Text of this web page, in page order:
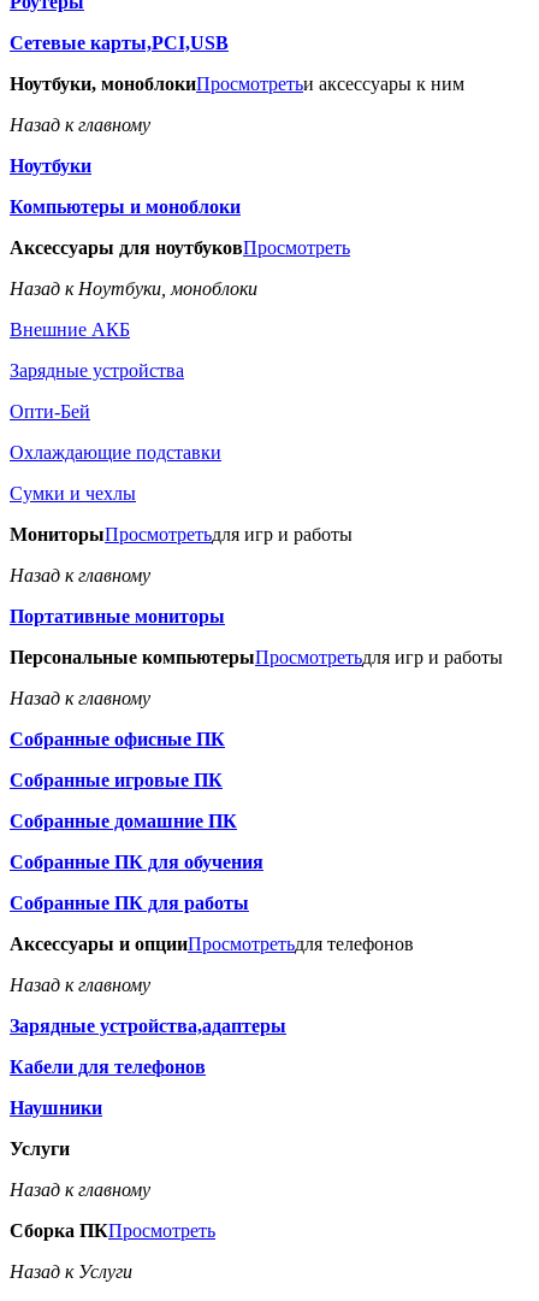
Сетевые карты,PCI,USB
Ноутбуки, моноблокиПросмотретьи аксессуары к ним
Назад к главному
Ноутбуки
Компьютеры и моноблоки
Аксессуары для ноутбуковПросмотреть
Назад к Ноутбуки, моноблоки
Внешние АКБ
Зарядные устройства
Опти-Бей
Охлаждающие подставки
Сумки и чехлы
МониторыПросмотретьдля игр и работы
Назад к главному
Портативные мониторы
Персональные компьютерыПросмотретьдля игр и работы
Назад к главному
Собранные офисные ПК
Собранные игровые ПК
Собранные домашние ПК
Собранные ПК для обучения
Собранные ПК для работы
Аксессуары и опцииПросмотретьдля телефонов
Назад к главному
Зарядные устройства,адаптеры
Кабели для телефонов
Наушники
Услуги
Назад к главному
Сборка ПКПросмотреть
Назад к Услуги